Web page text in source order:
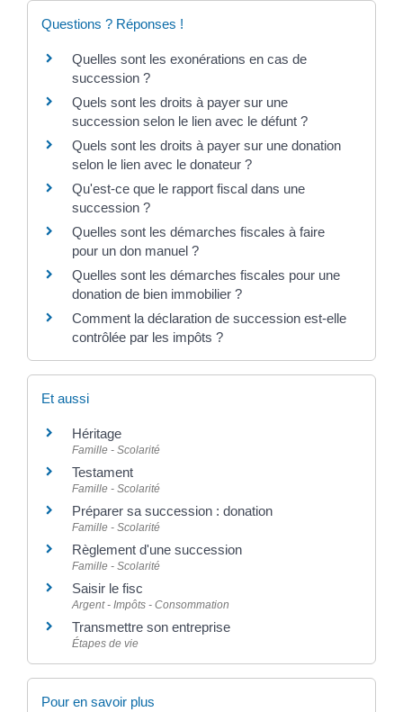
Questions ? Réponses !
Quelles sont les exonérations en cas de
succession ?
Quels sont les droits à payer sur une
succession selon le lien avec le défunt ?
Quels sont les droits à payer sur une donation
selon le lien avec le donateur ?
Qu'est-ce que le rapport fiscal dans une
succession ?
Quelles sont les démarches fiscales à faire
pour un don manuel ?
Quelles sont les démarches fiscales pour une
donation de bien immobilier ?
Comment la déclaration de succession est-elle
contrôlée par les impôts ?
Et aussi
Héritage
Famille - Scolarité
Testament
Famille - Scolarité
Préparer sa succession : donation
Famille - Scolarité
Règlement d'une succession
Famille - Scolarité
Saisir le fisc
Argent - Impôts - Consommation
Transmettre son entreprise
Étapes de vie
Pour en savoir plus